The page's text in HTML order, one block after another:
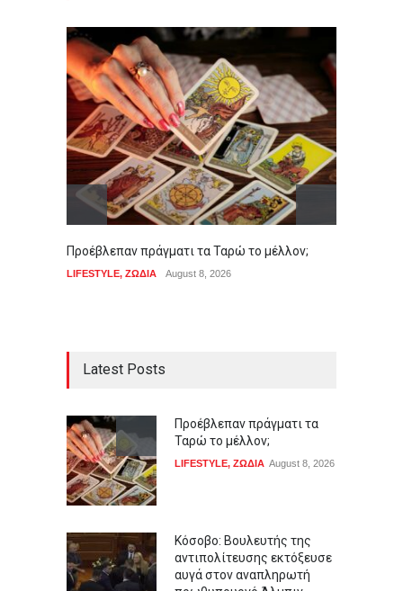
Προέβλεπαν πράγματι τα Ταρώ το μέλλον;
LIFESTYLE, ΖΩΔΙΑ August 8, 2026
Latest Posts
Προέβλεπαν πράγματι τα
Ταρώ το μέλλον;
LIFESTYLE, ΖΩΔΙΑ August 8, 2026
Κόσοβο: Βουλευτής της
αντιπολίτευσης εκτόξευσε
αυγά στον αναπληρωτή